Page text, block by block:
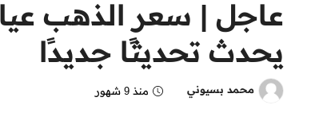
يحدث تحديثًا جديدًا
محمد بسيوني منذ 9 شهور